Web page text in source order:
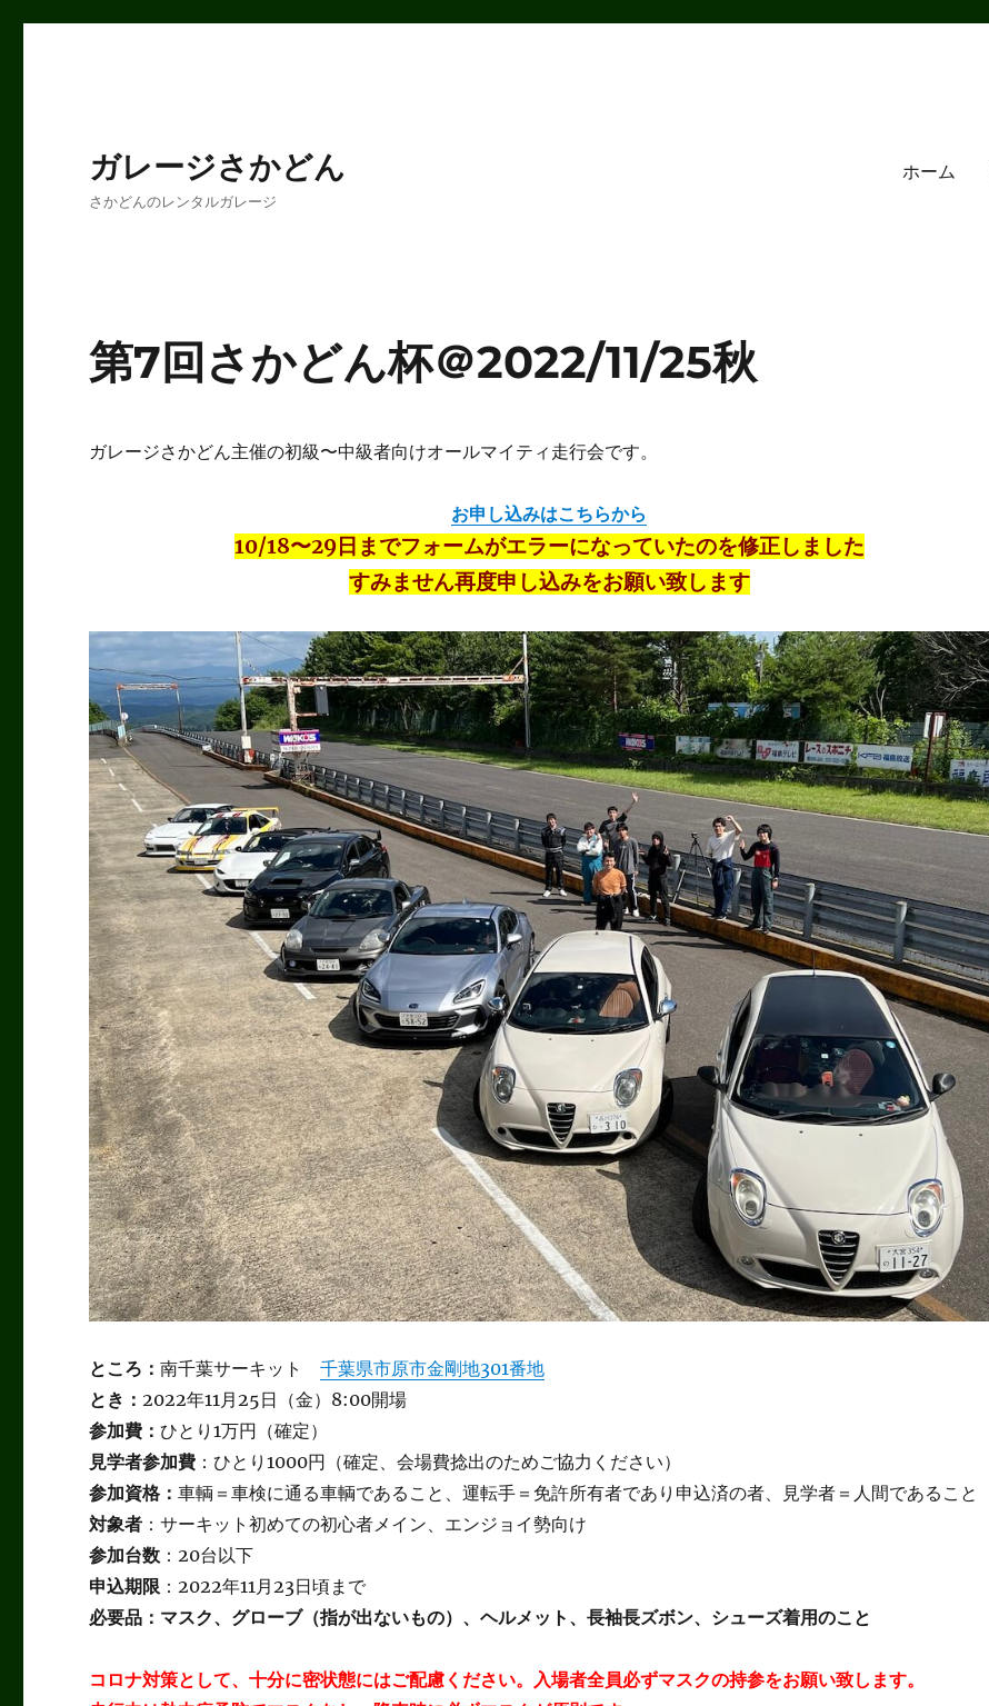
ガレージさかどん
さかどんのレンタルガレージ
ホーム
第7回さかどん杯＠2022/11/25秋
ガレージさかどん主催の初級〜中級者向けオールマイティ走行会です。
お申し込みはこちらから
10/18〜29日までフォームがエラーになっていたのを修正しました
すみません再度申し込みをお願い致します
ところ：南千葉サーキット千葉県市原市金剛地301番地
とき：2022年11月25日（金）8:00開場
参加費：ひとり1万円（確定）
見学者参加費 ：ひとり1000円（確定、会場費捻出のためご協力ください）
参加資格：車輌＝車検に通る車輌であること、運転手＝免許所有者であり申込済の者、見学者＝人間であること
対象者 ：サーキット初めての初心者メイン、エンジョイ勢向け
参加台数 ：20台以下
申込期限 ：2022年11月23日頃まで
必要品：マスク、グローブ（指が出ないもの）、ヘルメット、長袖長ズボン、シューズ着用のこと
コロナ対策として、十分に密状態にはご配慮ください。入場者全員必ずマスクの持参をお願い致します。